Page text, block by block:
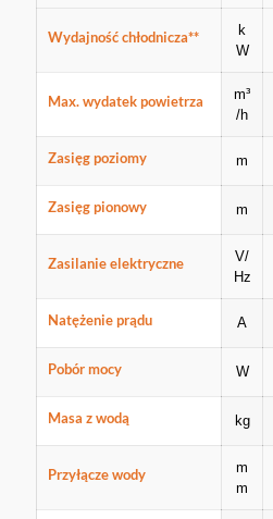
Wydajność chłodnicza**
k
W
Max. wydatek powietrza
m³
/h
Zasięg poziomy m
Zasięg pionowy m
Zasilanie elektryczne
V/
Hz
Natężenie prądu A
Pobór mocy W
Masa z wodą kg
Przyłącze wody
m
m